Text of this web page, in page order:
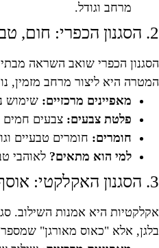
מרחב וגודל.
2. הסגנון הכפרי: חום, טבע ואותנטיות
הסגנון הכפרי שואב השראה
המטרה היא ליצור מרחב מזמין,
מאפיינים מרכזיים: שימוש
פלטת צבעים: צבעים חמים
חומרים: חומרים טבעיים
למי הוא מתאים? לאוהבי
3. הסגנון האקלקטי: אוסף חוויות אישי
אקלקטיות היא אמנות השילוב.
בלגן, אלא "כאוס מאורגן" שמספר